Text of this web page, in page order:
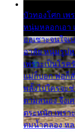
บัวทองโศก เพ
หนุ่มหลอกเอา
ออเซาะจนใจเ
อาลัย หนุ่มรูปห
เพราะเป็นโรค
แม่ก็บอก พ่อก็สั่
พลั้งไปใครจะ
ตามสนอง จึงเ
ตระหนัก เพรา
ตมน้ำคลอง ห